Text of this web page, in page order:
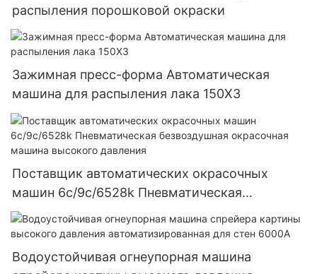
распыления порошковой окраски
Зажимная пресс-форма Автоматическая
машина для распыления лака 150X3
Поставщик автоматических окрасочных
машин 6c/9c/6528k Пневматическая
безвоздушная окрасочная машина высокого
давления
Водоустойчивая огнеупорная машина